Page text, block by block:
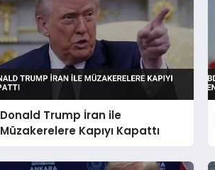
Donald Trump İran ile
Müzakerelere Kapıyı Kapattı